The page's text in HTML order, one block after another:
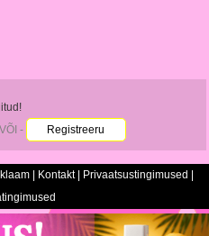
- Registreeru
Kontakt| Privaatsustingimused